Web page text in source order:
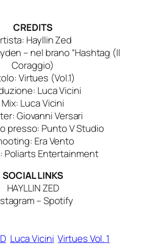
CREDITS
Hayllin Zed
– nel brano “Hashtag (Il
Coraggio)
Virtues (Vol.1)
Luca Vicini
Mix: Luca Vicini
Giovanni Versari
presso: Punto V Studio
Era Vento
Poliarts Entertainment
SOCIAL LINKS
HAYLLIN ZED
– Spotify
Luca Vicini Virtues Vol. 1